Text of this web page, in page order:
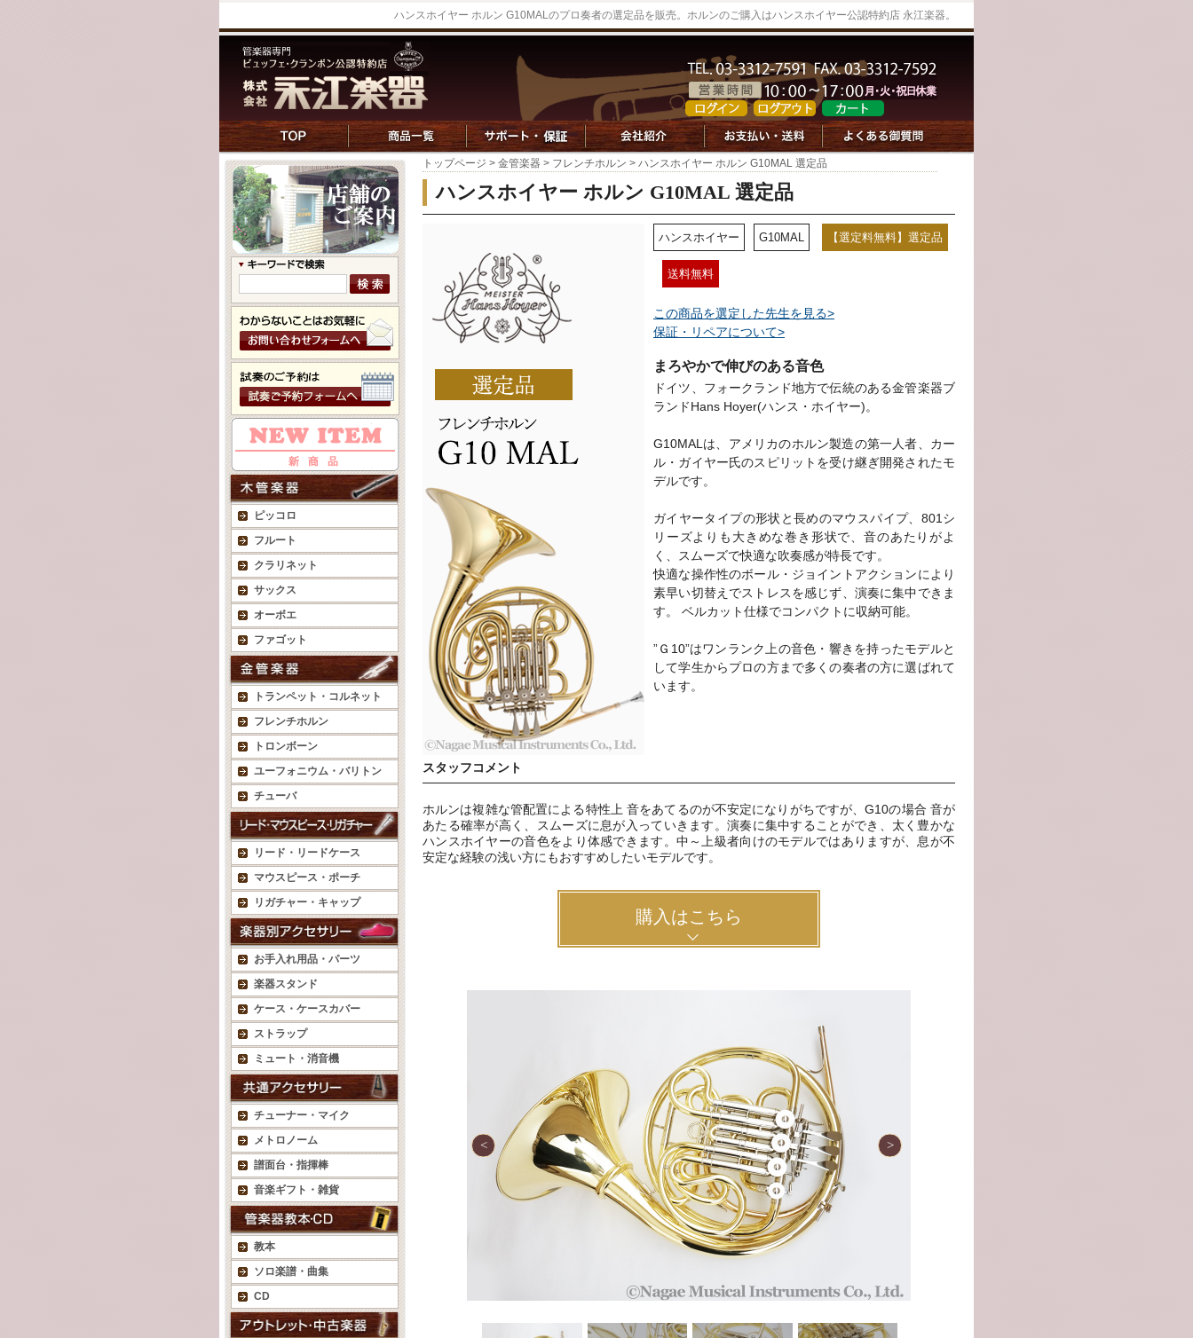
ハンスホイヤー ホルン G10MALのプロ奏者の選定品を販売。ホルンのご購入はハンスホイヤー公認特約店 永江楽器。
ピッコロ
フルート
クラリネット
サックス
オーボエ
ファゴット
トランペット・コルネット
フレンチホルン
トロンボーン
ユーフォニウム・バリトン
チューバ
リード・リードケース
マウスピース・ポーチ
リガチャー・キャップ
お手入れ用品・パーツ
楽器スタンド
ケース・ケースカバー
ストラップ
ミュート・消音機
チューナー・マイク
メトロノーム
譜面台・指揮棒
音楽ギフト・雑貨
教本
ソロ楽譜・曲集
CD
トップページ > 金管楽器 > フレンチホルン > ハンスホイヤー ホルン G10MAL 選定品
ハンスホイヤー ホルン G10MAL 選定品
ハンスホイヤー G10MAL 【選定料無料】選定品
送料無料
この商品を選定した先生を見る>
保証・リペアについて>
まろやかで伸びのある音色
ドイツ、フォークランド地方で伝統のある金管楽器ブ
ランドHans Hoyer(ハンス・ホイヤー)。
G10MALは、アメリカのホルン製造の第一人者、カー
ル・ガイヤー氏のスピリットを受け継ぎ開発されたモ
デルです。
ガイヤータイプの形状と長めのマウスパイプ、801シ
リーズよりも大きめな巻き形状で、音のあたりがよ
く、スムーズで快適な吹奏感が特長です。
快適な操作性のボール・ジョイントアクションにより
素早い切替えでストレスを感じず、演奏に集中できま
す。 ベルカット仕様でコンパクトに収納可能。
”Ｇ10”はワンランク上の音色・響きを持ったモデルと
して学生からプロの方まで多くの奏者の方に選ばれて
います。
スタッフコメント
ホルンは複雑な管配置による特性上 音をあてるのが不安定になりがちですが、G10の場合 音が
あたる確率が高く、スムーズに息が入っていきます。演奏に集中することができ、太く豊かな
ハンスホイヤーの音色をより体感できます。中～上級者向けのモデルではありますが、息が不
安定な経験の浅い方にもおすすめしたいモデルです。
購入はこちら